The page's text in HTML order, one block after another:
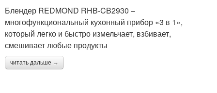
Блендер REDMOND RHB-CB2930 –
многофункциональный кухонный прибор «3 в 1»,
который легко и быстро измельчает, взбивает,
смешивает любые продукты
читать дальше →